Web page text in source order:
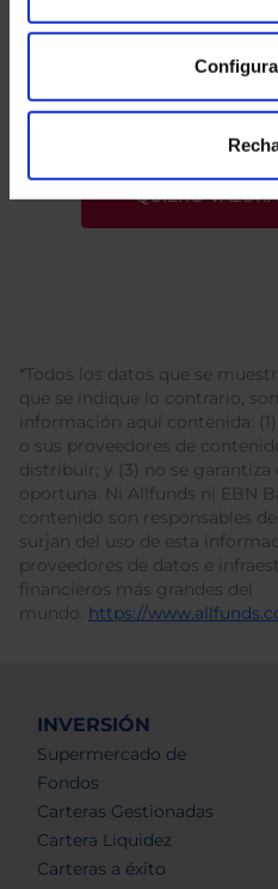
He leídola política de
tratamiento de mis datos
*Todos los datos que se
que se indique lo contrario,
información aquí contenida:
o sus proveedores de
distribuir; y (3) no se
oportuna. Ni Allfunds ni EBN
contenido son responsables
surjan del uso de esta
proveedores de datos e
financieros más grandes del
mundo. https://
INVERSIÓN
Supermercado de
Fondos
Carteras Gestionadas
Cartera Liquidez
Carteras a éxito